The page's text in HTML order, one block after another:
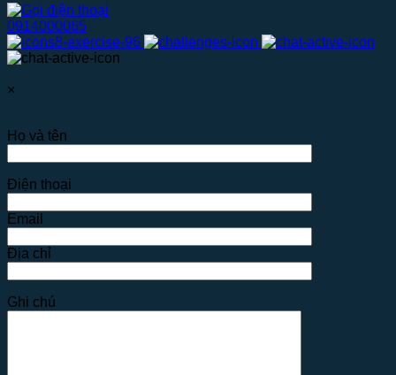
0914000065
×
Họ và tên
Điện thoại
Email
Địa chỉ
Ghi chú